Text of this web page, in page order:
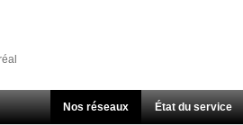
Nos réseaux État du service